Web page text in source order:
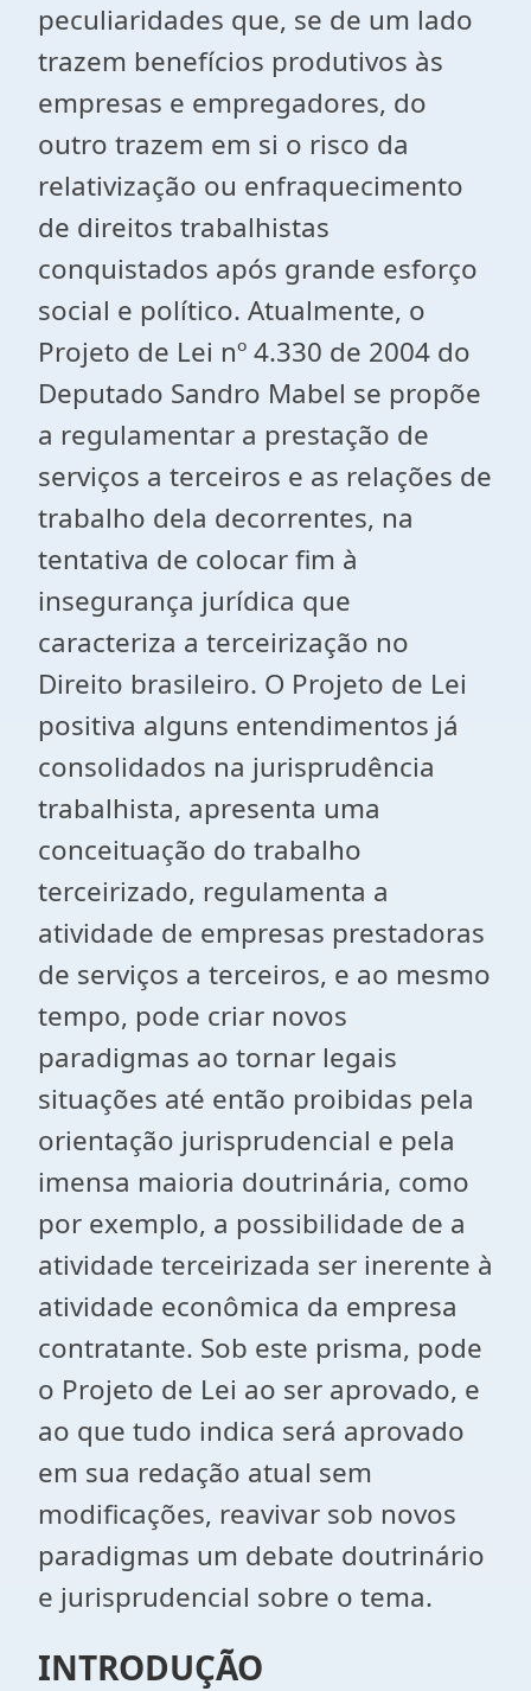
peculiaridades que, se de um lado
trazem benefícios produtivos às
empresas e empregadores, do
outro trazem em si o risco da
relativização ou enfraquecimento
de direitos trabalhistas
conquistados após grande esforço
social e político. Atualmente, o
Projeto de Lei nº 4.330 de 2004 do
Deputado Sandro Mabel se propõe
a regulamentar a prestação de
serviços a terceiros e as relações de
trabalho dela decorrentes, na
tentativa de colocar fim à
insegurança jurídica que
caracteriza a terceirização no
Direito brasileiro. O Projeto de Lei
positiva alguns entendimentos já
consolidados na jurisprudência
trabalhista, apresenta uma
conceituação do trabalho
terceirizado, regulamenta a
atividade de empresas prestadoras
de serviços a terceiros, e ao mesmo
tempo, pode criar novos
paradigmas ao tornar legais
situações até então proibidas pela
orientação jurisprudencial e pela
imensa maioria doutrinária, como
por exemplo, a possibilidade de a
atividade terceirizada ser inerente à
atividade econômica da empresa
contratante. Sob este prisma, pode
o Projeto de Lei ao ser aprovado, e
ao que tudo indica será aprovado
em sua redação atual sem
modificações, reavivar sob novos
paradigmas um debate doutrinário
e jurisprudencial sobre o tema.
INTRODUÇÃO